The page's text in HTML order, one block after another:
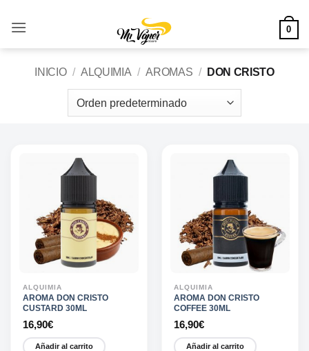
0
INICIO / ALQUIMIA / AROMAS / DON CRISTO
ALQUIMIA
AROMA DON CRISTO
CUSTARD 30ML
16,90€
Añadir al carrito
ALQUIMIA
AROMA DON CRISTO
COFFEE 30ML
16,90€
Añadir al carrito